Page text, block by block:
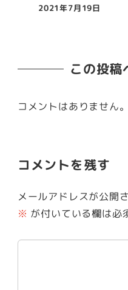
2021年7月19日
この投稿
コメントはありません。
コメントを残す
メールアドレスが公開
※ が付いている欄は必